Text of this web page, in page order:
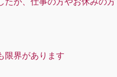
限界があります